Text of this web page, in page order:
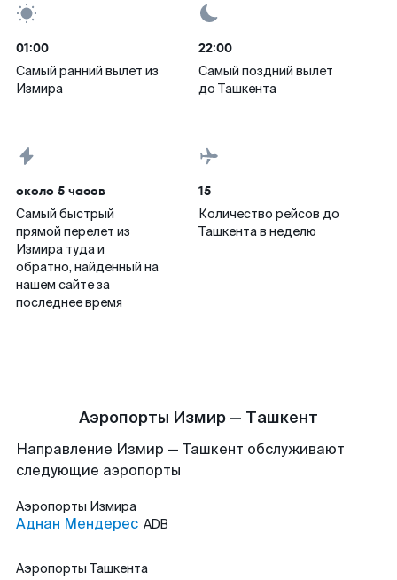
01:00
Самый ранний вылет из
Измира
22:00
Самый поздний вылет
до Ташкента
около 5 часов
Самый быстрый
прямой перелет из
Измира туда и
обратно, найденный на
нашем сайте за
последнее время
15
Количество рейсов до
Ташкента в неделю
Аэропорты Измир — Ташкент
Направление Измир — Ташкент обслуживают
следующие аэропорты
Аэропорты Измира
Аднан Мендерес ADB
Аэропорты Ташкента